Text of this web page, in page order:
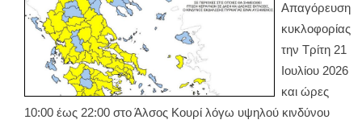
Απαγόρευση
κυκλοφορίας
την Τρίτη 21
Ιουλίου 2026
και ώρες
10:00 έως 22:00 στο Άλσος Κουρί λόγω υψηλού κινδύνου